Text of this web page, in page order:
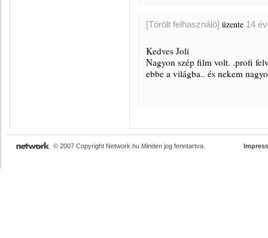
[Törölt felhasználó] üzente 14
Kedves Joli
Nagyon szép film volt. .profi
ebbe a világba.. és nekem
© 2007 Copyright Network.hu Minden jog fenntartva.